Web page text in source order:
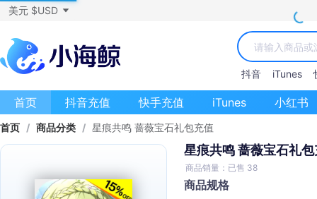
美元 $USD
抖音 iTunes
首页 抖音充值 快手充值 iTunes 小红书
首页 / 商品分类 / 星痕共鸣 蔷薇宝石礼包充值
星痕共鸣 蔷薇宝石礼
商品销量：已售 38
商品规格